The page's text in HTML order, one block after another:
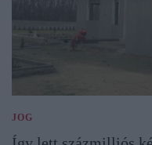
JOG